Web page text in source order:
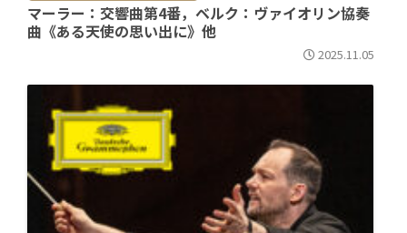
マーラー：交響曲第4番，ベルク：ヴァイオリン協奏
曲《ある天使の思い出に》他
2025.11.05